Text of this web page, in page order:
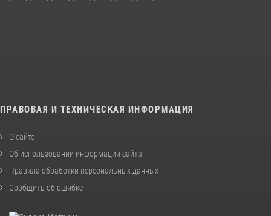
ПРАВОВАЯ И ТЕХНИЧЕСКАЯ ИНФОРМАЦИЯ
О сайте
Об использовании информации сайта
Правила обработки персональных данных
Сообщить об ошибке